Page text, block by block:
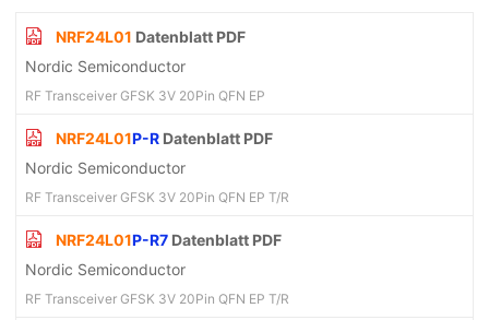
NRF24L01 Datenblatt PDF
Nordic Semiconductor
RF Transceiver GFSK 3V 20Pin QFN EP
NRF24L01P-R Datenblatt PDF
Nordic Semiconductor
RF Transceiver GFSK 3V 20Pin QFN EP T/R
NRF24L01P-R7 Datenblatt PDF
Nordic Semiconductor
RF Transceiver GFSK 3V 20Pin QFN EP T/R